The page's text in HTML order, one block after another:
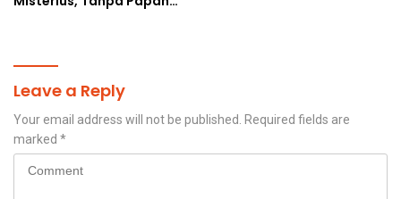
Leave a Reply
Your email address will not be published.
Required fields are
marked *